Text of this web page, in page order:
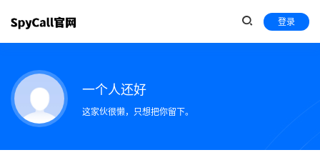
登录
一个人还好
这家伙很懒，只想把你留下。